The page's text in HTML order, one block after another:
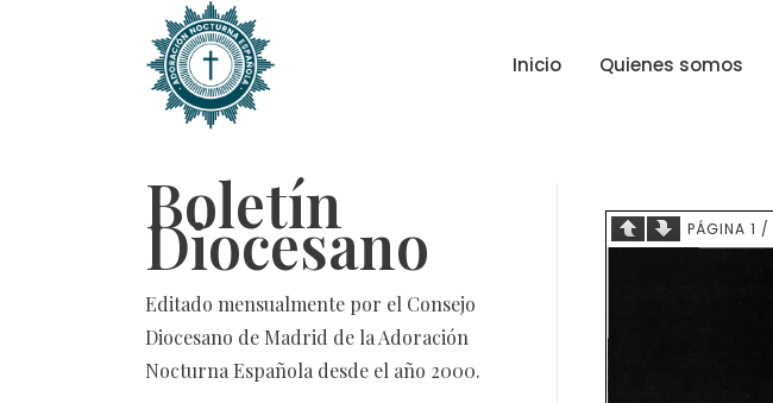
Inicio Quienes somos
Boletín
Diocesano
Editado mensualmente por el Consejo
Diocesano de Madrid de la Adoración
Nocturna Española desde el año 2000.
PÁGINA 1 /